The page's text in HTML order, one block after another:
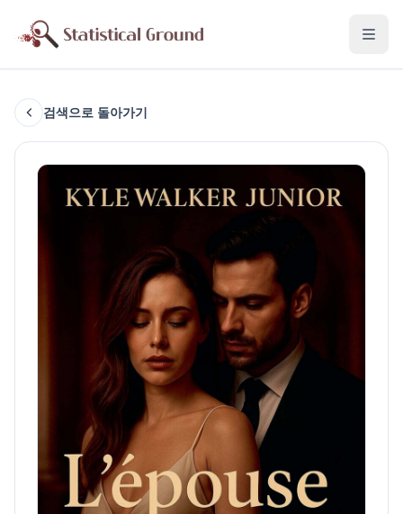
검색으로 돌아가기